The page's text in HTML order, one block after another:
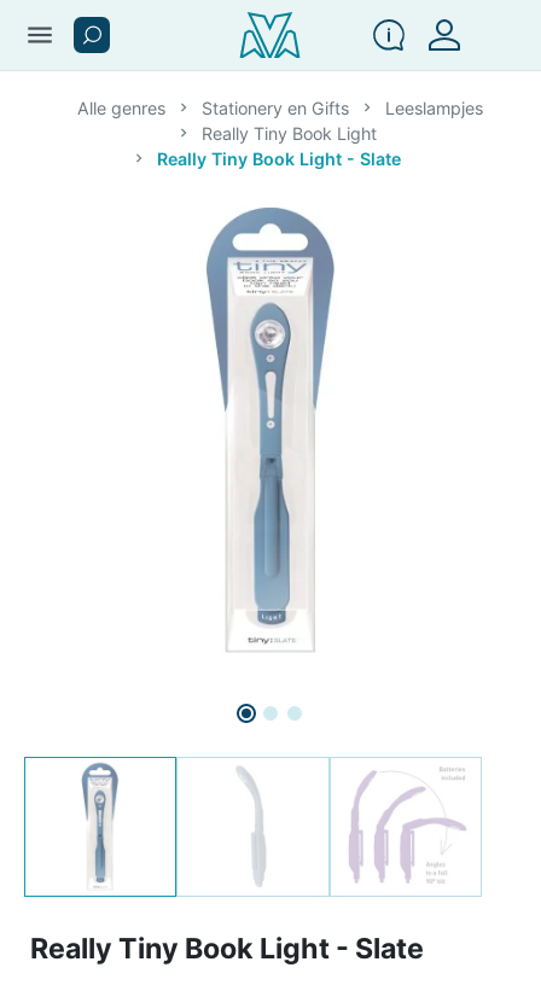
menu
Alle genres Stationery en Gifts
Leeslampjes
Really Tiny Book Light
Really Tiny Book Light - Slate
Really Tiny Book Light - Slate